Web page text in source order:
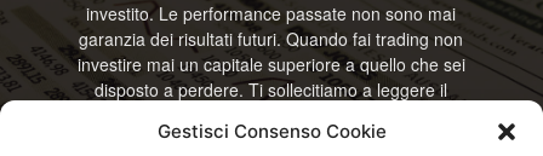
Gestisci Consenso Cookie
investito. Le performance passate non sono mai
garanzia dei risultati futuri. Quando fai trading non
investire mai un capitale superiore a quello che sei
disposto a perdere. Ti sollecitiamo a leggere il
RisparmiOggi non offre alcun genere di consulenza